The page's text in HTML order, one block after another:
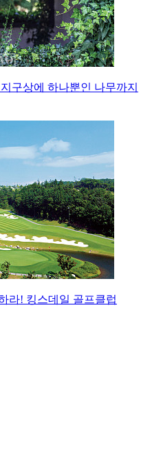
구상에 하나뿐인 나무까지
라! 킹스데일 골프클럽